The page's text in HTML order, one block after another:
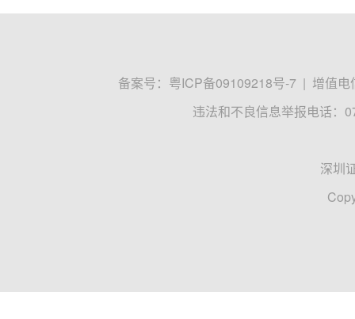
备案号： 粤ICP备09109218号-7 | 增值电
违法和不良信息举报电话：
深圳